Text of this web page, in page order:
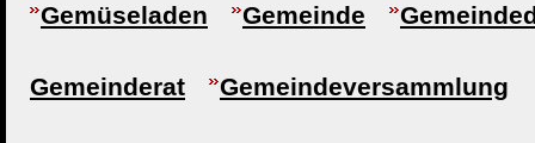
Gemüseladen Gemeinde
Gemeinderat Gemeindeversammlung